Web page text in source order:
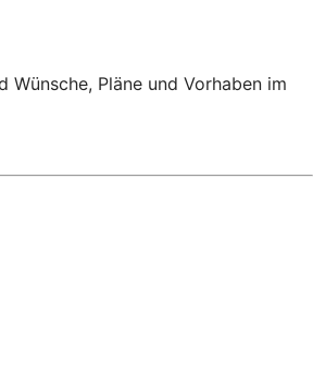
Pläne und Vorhaben im